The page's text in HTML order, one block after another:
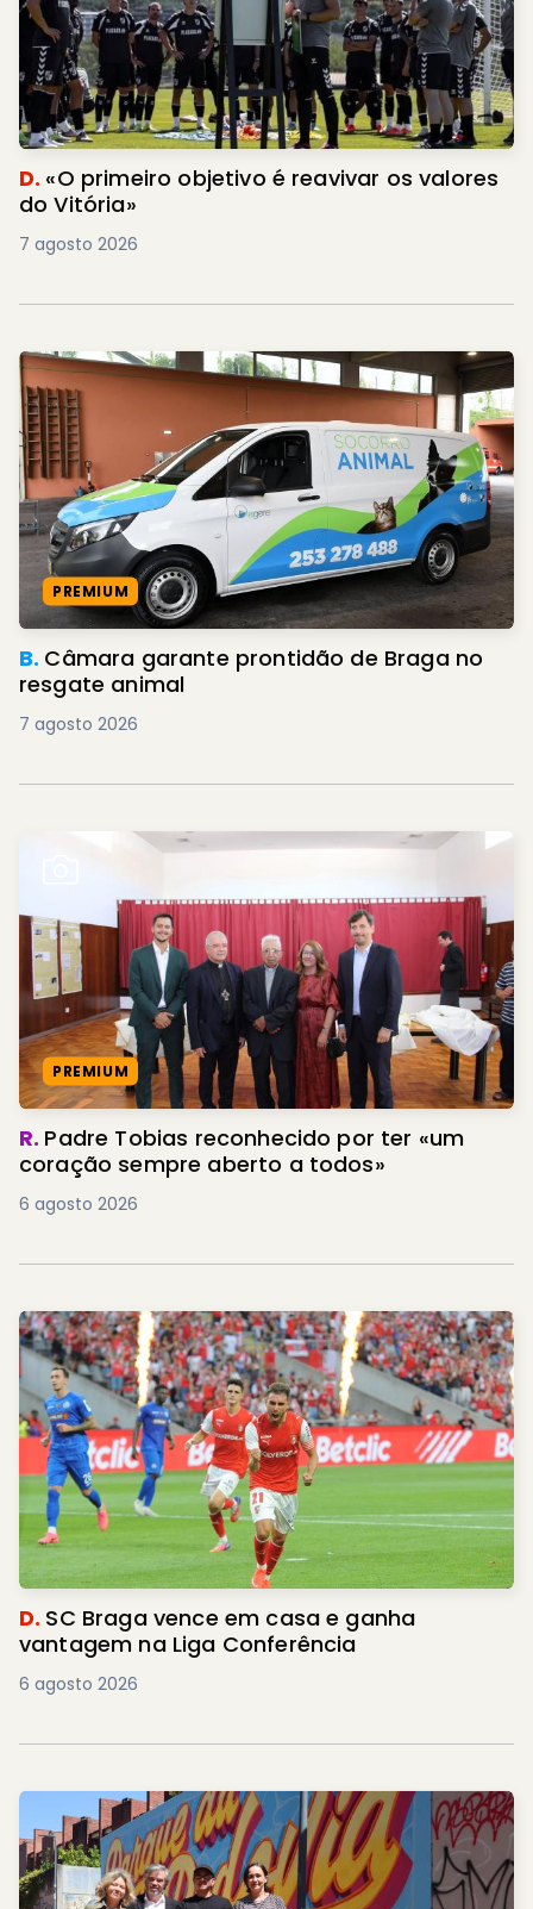
D. «O primeiro objetivo é reavivar os valores
do Vitória»
7 agosto 2026
PREMIUM
B. Câmara garante prontidão de Braga no
resgate animal
7 agosto 2026
PREMIUM
R. Padre Tobias reconhecido por ter «um
coração sempre aberto a todos»
6 agosto 2026
D. SC Braga vence em casa e ganha
vantagem na Liga Conferência
6 agosto 2026